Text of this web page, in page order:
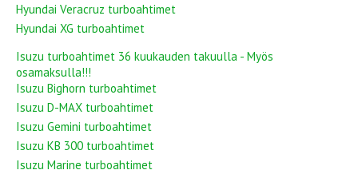
Hyundai Veracruz turboahtimet
Hyundai XG turboahtimet
Isuzu turboahtimet 36 kuukauden takuulla - Myös
osamaksulla!!!
Isuzu Bighorn turboahtimet
Isuzu D-MAX turboahtimet
Isuzu Gemini turboahtimet
Isuzu KB 300 turboahtimet
Isuzu Marine turboahtimet